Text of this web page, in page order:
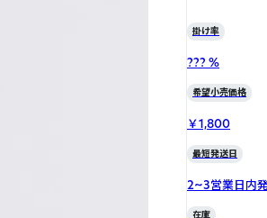
掛け率
??? %
希望小売価格
￥1,800
最短発送日
2~3営業日内
在庫